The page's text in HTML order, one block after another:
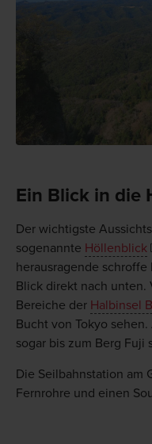
Ein Blick in die
Der wichtigste
sogenannte Höllenblick
herausragende
Blick direkt nach unten.
Bereiche der Halbinsel
Bucht von Tokyo
sogar bis zum Berg Fuji
Die Seilbahnstation am
Fernrohre und einen